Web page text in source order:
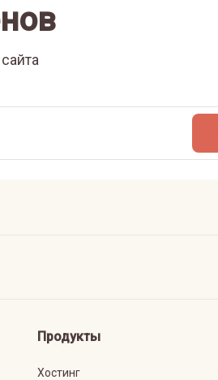
Продукты
Хостинг